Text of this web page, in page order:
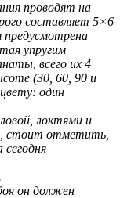
проводят на
составляет 5×6
упругим
всего их 4
(30, 60, 90 и
один
локтями и
стоит отметить,
он должен